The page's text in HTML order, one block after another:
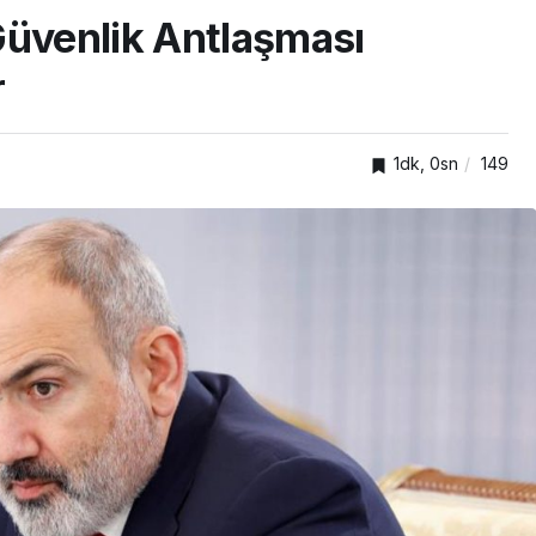
Antlaşması
1dk, 0sn 149
çalışma
darbe: 58 bin 519 hayvan
yakalandı